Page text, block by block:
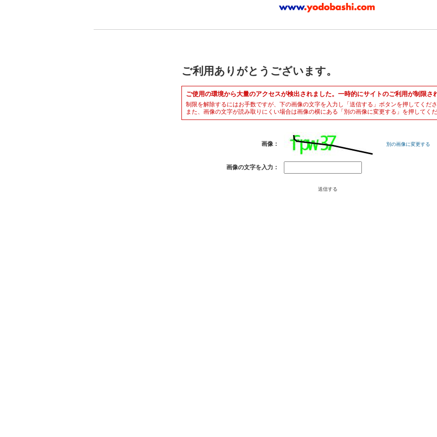
ご利用ありがとうございます。
ご使用の環境から大量のアクセスが検出されました。一時的にサイトのご利用が制限さ
制限を解除するにはお手数ですが、下の画像の文字を入力し「送信する」ボタンを押してくださ
また、画像の文字が読み取りにくい場合は画像の横にある「別の画像に変更する」を押してくだ
画像： 別の画像に変更する
画像の文字を入力：
送信する